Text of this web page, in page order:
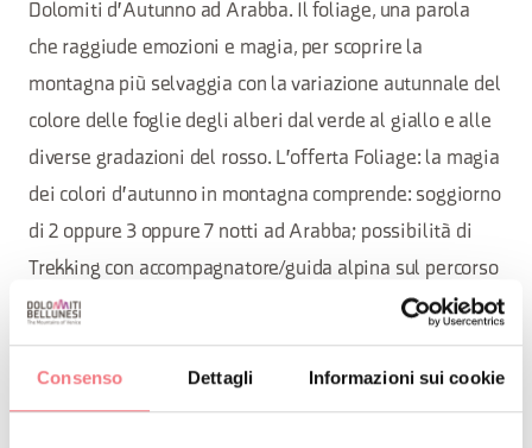
Consenso Dettagli Informazioni sui cookie
Dolomiti d'Autunno ad Arabba. Il foliage, una parola
che raggiude emozioni e magia, per scoprire la
montagna più selvaggia con la variazione autunnale del
colore delle foglie degli alberi dal verde al giallo e alle
diverse gradazioni del rosso. L'offerta Foliage: la magia
dei colori d'autunno in montagna comprende: soggiorno
di 2 oppure 3 oppure 7 notti ad Arabba; possibilità di
Trekking con accompagnatore/guida alpina sul percorso
Viel dal Pan; possibilità di Trekking con
accompagnatore/guida alpina sul percorso Col di Lana;
possibilità di camminata facile alla scoperta delle
frazioni della Valle di Fodom; possibilità di visita al